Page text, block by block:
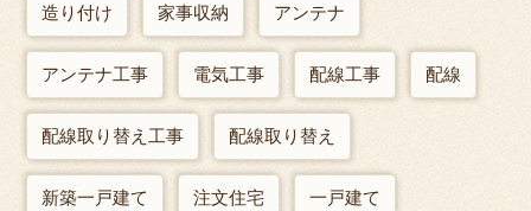
造り付け 家事収納 アンテナ
アンテナ工事 電気工事 配線工事 配線
配線取り替え工事 配線取り替え
新築一戸建て 注文住宅 一戸建て